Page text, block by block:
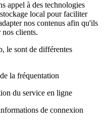
appel à des technologies
local pour faciliter
nos contenus afin qu'ils
clients.
le sont de différentes
la fréquentation
du service en ligne
de connexion